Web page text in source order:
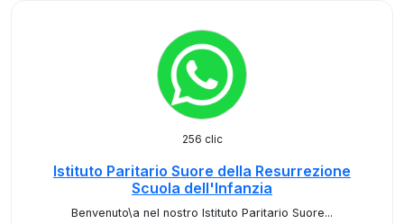
256 clic
Istituto Paritario Suore della Resurrezione
Scuola dell'Infanzia
Benvenuto\a nel nostro Istituto Paritario Suore...